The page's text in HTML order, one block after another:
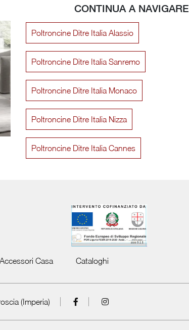
Loto
CONTINUA A NAVIGARE
Poltroncine Ditre Italia Alassio
Poltroncine Ditre Italia Sanremo
Poltroncine Ditre Italia Monaco
Poltroncine Ditre Italia Nizza
Poltroncine Ditre Italia Cannes
Accessori Casa Cataloghi
(Imperia)